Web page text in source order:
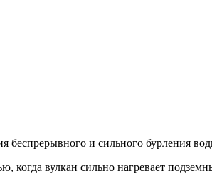
беспрерывного и сильного бурления
когда вулкан сильно нагревает